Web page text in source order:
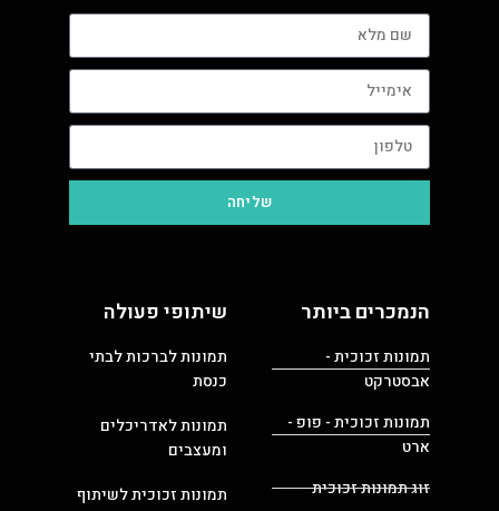
שליחה
הנמכרים ביותר
תמונות זכוכית -
אבסטרקט
תמונות זכוכית - פופ -
ארט
זוג תמונות זכוכית
שיתופי פעולה
תמונות לברכות לבתי
כנסת
תמונות לאדריכלים
ומעצבים
תמונות זכוכית לשיתוף